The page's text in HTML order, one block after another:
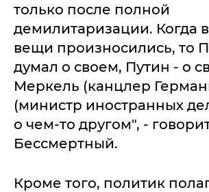
только после полной
демилитаризации. Когда
вещи произносились, то
думал о своем, Путин - о
Меркель (канцлер
(министр иностранных
о чем-то другом", -
Бессмертный.
Кроме того, политик